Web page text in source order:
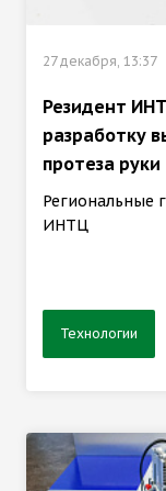
27 декабря, 13:37
Резидент
разработку
протеза руки
Региональные
ИНТЦ
Технологии